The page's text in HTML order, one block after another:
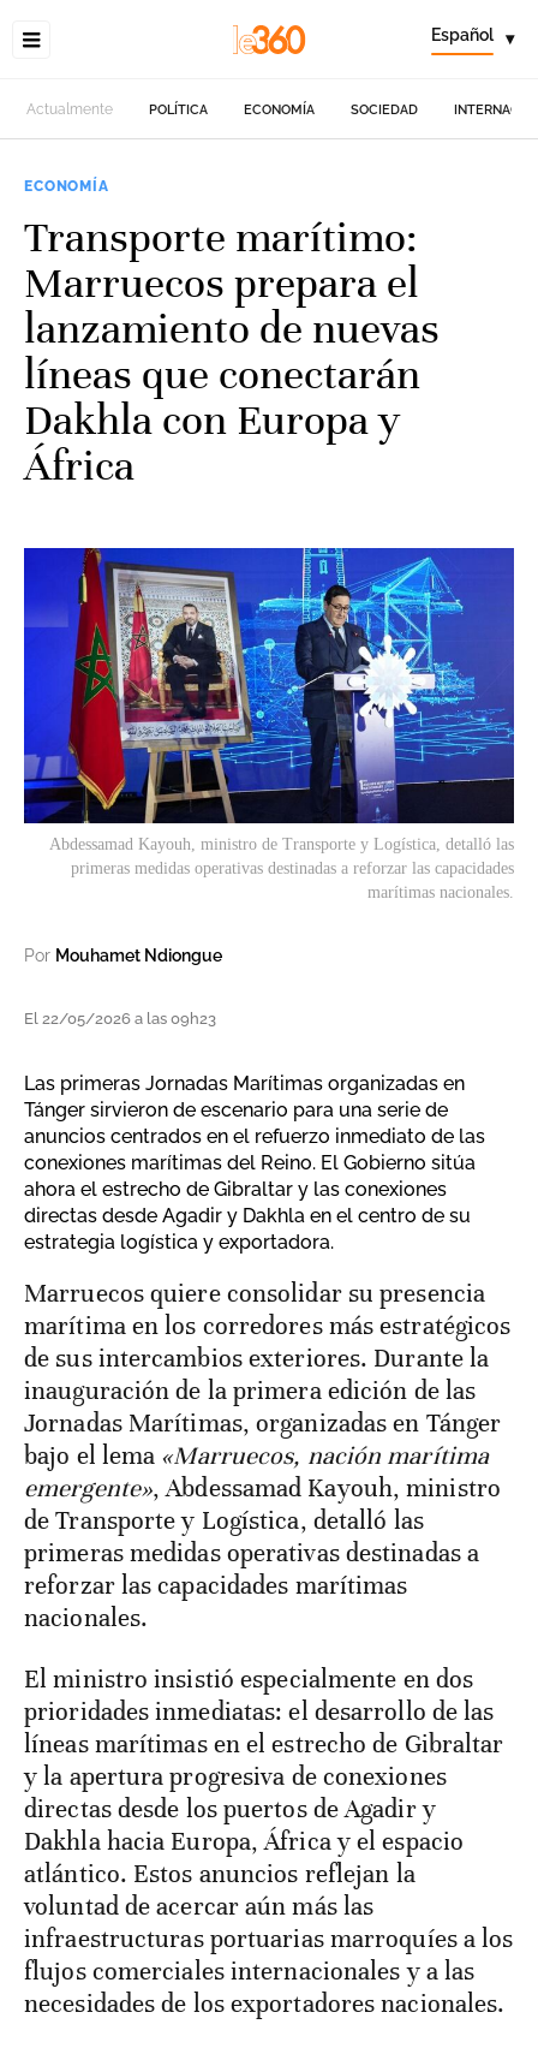
Español ▾
Actualmente POLÍTICA ECONOMÍA SOCIEDAD
ECONOMÍA
Transporte marítimo:
Marruecos prepara el
lanzamiento de nuevas
líneas que conectarán
Dakhla con Europa y
África
Abdessamad Kayouh, ministro de Transporte y Logística, detalló las
primeras medidas operativas destinadas a reforzar las capacidades
marítimas nacionales.
Por Mouhamet Ndiongue
El 22/05/2026 a las 09h23
Las primeras Jornadas Marítimas organizadas en
Tánger sirvieron de escenario para una serie de
anuncios centrados en el refuerzo inmediato de las
conexiones marítimas del Reino. El Gobierno sitúa
ahora el estrecho de Gibraltar y las conexiones
directas desde Agadir y Dakhla en el centro de su
estrategia logística y exportadora.
Marruecos quiere consolidar su presencia
marítima en los corredores más estratégicos
de sus intercambios exteriores. Durante la
inauguración de la primera edición de las
Jornadas Marítimas, organizadas en Tánger
bajo el lema «Marruecos, nación marítima
emergente», Abdessamad Kayouh, ministro
de Transporte y Logística, detalló las
primeras medidas operativas destinadas a
reforzar las capacidades marítimas
nacionales.
El ministro insistió especialmente en dos
prioridades inmediatas: el desarrollo de las
líneas marítimas en el estrecho de Gibraltar
y la apertura progresiva de conexiones
directas desde los puertos de Agadir y
Dakhla hacia Europa, África y el espacio
atlántico. Estos anuncios reflejan la
voluntad de acercar aún más las
infraestructuras portuarias marroquíes a los
flujos comerciales internacionales y a las
necesidades de los exportadores nacionales.